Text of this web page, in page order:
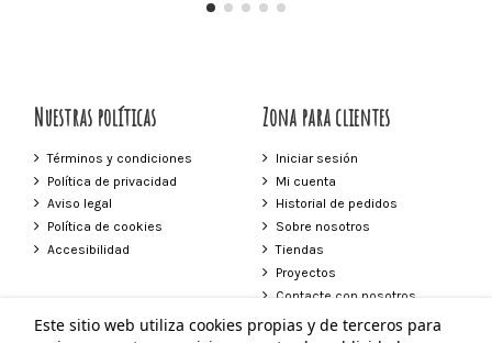
Nuestras políticas
Términos y condiciones
Política de privacidad
Aviso legal
Política de cookies
Accesibilidad
Zona para clientes
Iniciar sesión
Mi cuenta
Historial de pedidos
Sobre nosotros
Tiendas
Proyectos
Contacte con nosotros
Contacto
Este sitio web utiliza cookies propias y de terceros para